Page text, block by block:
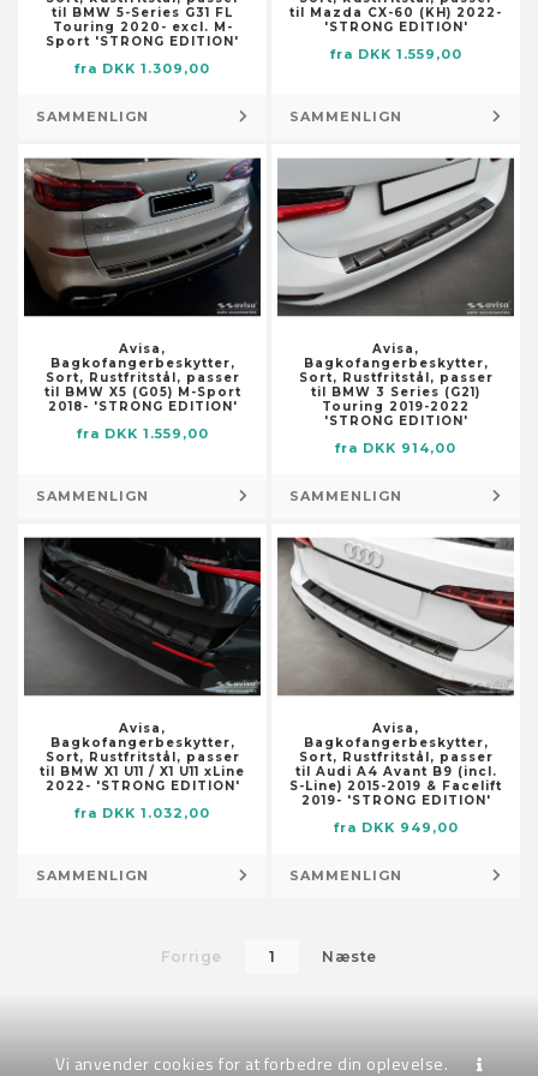
Vi anvender cookies for at forbedre din oplevelse.
Dørmåtter
Flag og vindposer
Fontæner og damme
Fotorammer
Fugle- og smådyrshuse
Fuglebade
Have- og trædesten
Havedekorationer
Husnumre og -bogstaver
Højtidsdekorationer
Illustrationer
Knagerækker og stumtjenere
Kranse og guirlander
Kurve
Papfigurer
Postkasser
Puder til stole og sofaer
Pynteklokker
Pyntepuder
Servietringe
Sparegrise
Spejle
Tapet
Vasefyld og bordpynt
Skabstilbehør
Smøremiddelslanger
Stolpefødder
Trykluftsslanger
organisering
Lagertanke
Låse og nøgler
Låse og klinker
Pumper
Dykpumper
Pumper til husholdningsapparater
Sump-, kloak- og
forstærkerpumper
Redskaber
Afgratere
Afrettere – snedker
Arbejdslamper
Arbejdssakse
Bor
Brækjern
Bukkemaskiner
Fakler
Gevindskæresæt
Håndholdt cement- og
til BMW 5-Series G31 FL
Touring 2020- excl. M-
Sport 'STRONG EDITION'
fra DKK 1.309,00
SAMMENLIGN
til Mazda CX-60 (KH) 2022-
'STRONG EDITION'
fra DKK 1.559,00
SAMMENLIGN
Avisa,
Bagkofangerbeskytter,
Sort, Rustfritstål, passer
til BMW X5 (G05) M-Sport
2018- 'STRONG EDITION'
fra DKK 1.559,00
SAMMENLIGN
Avisa,
Bagkofangerbeskytter,
Sort, Rustfritstål, passer
til BMW 3 Series (G21)
Touring 2019-2022
'STRONG EDITION'
fra DKK 914,00
SAMMENLIGN
Avisa,
Bagkofangerbeskytter,
Sort, Rustfritstål, passer
til BMW X1 U11 / X1 U11 xLine
2022- 'STRONG EDITION'
fra DKK 1.032,00
SAMMENLIGN
Avisa,
Bagkofangerbeskytter,
Sort, Rustfritstål, passer
til Audi A4 Avant B9 (incl.
S-Line) 2015-2019 & Facelift
2019- 'STRONG EDITION'
fra DKK 949,00
SAMMENLIGN
Forrige 1 Næste